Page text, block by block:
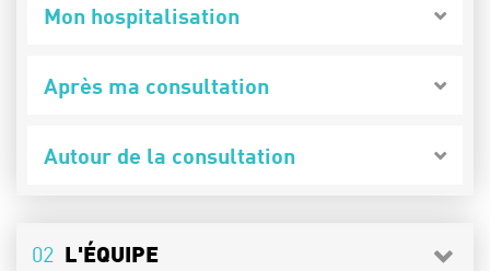
Mon hospitalisation
Après ma consultation
Autour de la consultation
02 L'ÉQUIPE